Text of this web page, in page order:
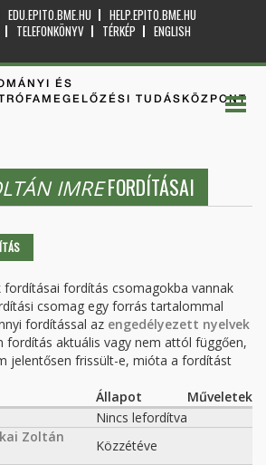
EDU.EPITO.BME.HU
HELP.EPITO.BME.HU
TELEFONKÖNYV TÉRKÉP
ENGLISH
ÉS
TUDÁSKÖZPONT
IMREFORDÍTÁSAI
fordítás csomagokba vannak
csomag egy forrás tartalommal
fordítással az engedélyezett nyelvek
fordítás aktuális vagy nem attól függően,
jelentősen frissült-e, mióta a fordítást
Állapot
Műveletek
Nincs lefordítva
Zoltán
Közzétéve